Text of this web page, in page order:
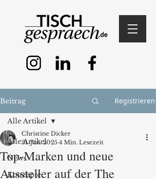
Beitrag Registrieren
Alle Artikel
News
Konzepte
Alle Artikel
Top-Marken und neue
Aussteller auf der The
Christine Dicker
31. Jan. 2025 4 Min. Lesezeit